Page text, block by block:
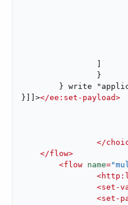
} write
}]]></ee:set-payload>
</
</flow>
<flow name=
<
<set-
<set-